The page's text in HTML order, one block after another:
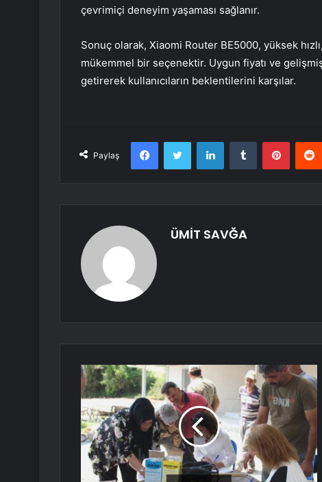
çevrimiçi deneyim yaşaması sağlanır.
Sonuç olarak, Xiaomi Router BE5000, yüksek
mükemmel bir seçenektir. Uygun fiyatı ve
getirerek kullanıcıların beklentilerini karşılar.
Paylaş
FacebookTwitter LinkedInTumblr Pinterest
ÜMİT SAVĞA